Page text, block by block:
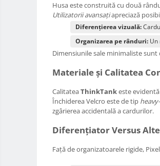
Acumulatori si baterii
Acumulatori AA/AAA (R6/R3)) si
Huse protectie acumulatori foto
Adaptoare pentru convertoare sau
Husa este construită cu două
Utilizatorii avansațiapreciază
Diferențierea vizuală:
Organizarea pe rânduri: Un
Dimensiunile sale minimaliste
Materiale și Calitatea
CalitateaThinkTankeste
Închiderea Velcro este de tip
zgârierea accidentală a cardurilor.
Diferențiator Versus
Față de organizatoarele rigide,